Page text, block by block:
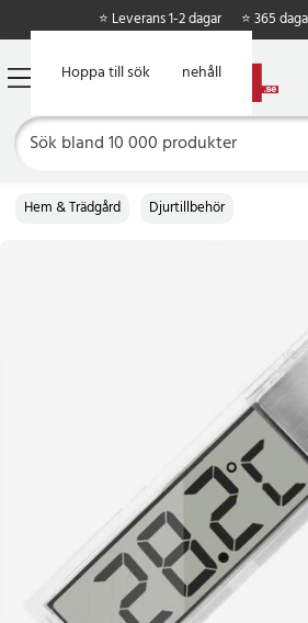
Hoppa till huvudinnehåll
Hoppa till sök
⭐ Leverans 1-2 dagar ⭐ 365
Hem & Trädgård Djurtillbehör